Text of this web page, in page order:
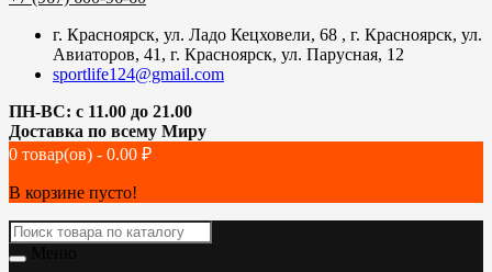
г. Красноярск, ул. Ладо Кецховели, 68 , г. Красноярск, ул.
Авиаторов, 41, г. Красноярск, ул. Парусная, 12
sportlife124@gmail.com
ПН-ВС: с 11.00 до 21.00
Доставка по всему Миру
0 товар(ов) - 0.00 ₽
В корзине пусто!